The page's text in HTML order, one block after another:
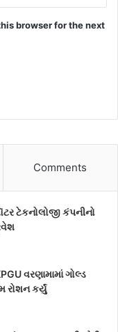
browser for the next
Comments
ટેકનોલોજી કંપનીનો
વરણામામાં ગોલ્ડ
રોશન કર્યું